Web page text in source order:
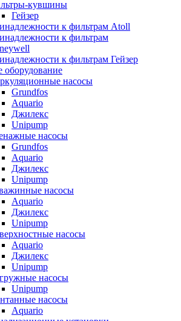
кувшины
Гейзер
к фильтрам Atoll
к фильтрам
к фильтрам Гейзер
оборудование
насосы
Grundfos
Aquario
Джилекс
Unipump
насосы
Grundfos
Aquario
Джилекс
Unipump
насосы
Aquario
Джилекс
Unipump
насосы
Aquario
Джилекс
Unipump
насосы
Unipump
насосы
Aquario